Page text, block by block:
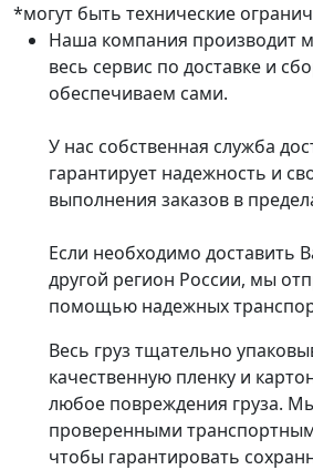
*могут быть технические
Наша компания производит
весь сервис по доставке и
обеспечиваем сами.
У нас собственная служба
гарантирует надежность и
выполнения заказов в
Если необходимо доставить
другой регион России, мы
помощью надежных
Весь груз тщательно
качественную пленку и
любое повреждения груза.
проверенными
чтобы гарантировать